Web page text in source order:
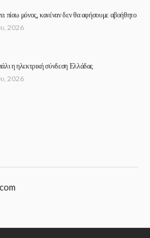
πίσω μόνος, κανέναν δεν θα αφήσουμε αβοήθητο
2026
η ηλεκτρική σύνδεση Ελλάδας
2026